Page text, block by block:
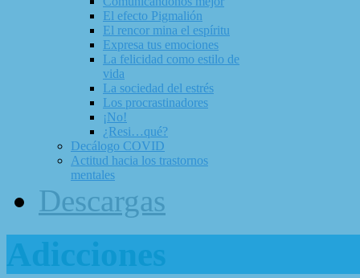
El efecto Pigmalión
El rencor mina el espíritu
Expresa tus emociones
La felicidad como estilo de
vida
La sociedad del estrés
Los procrastinadores
¡No!
¿Resi…qué?
Decálogo COVID
Actitud hacia los trastornos
mentales
Descargas
Adicciones